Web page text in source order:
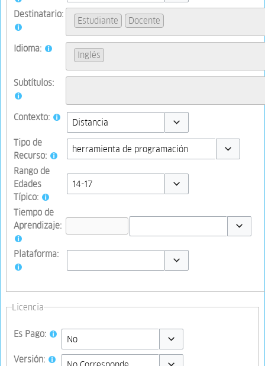
Toggle options
Destinatario:
Estudiante Docente
Idioma:
Inglés
Subtítulos:
Contexto:
Toggle options
Tipo de
Recurso:
Rango de
Edades
Típico:
Tiempo de
Aprendizaje:
Plataforma:
Licencia
Es Pago:
Toggle options
Versión: